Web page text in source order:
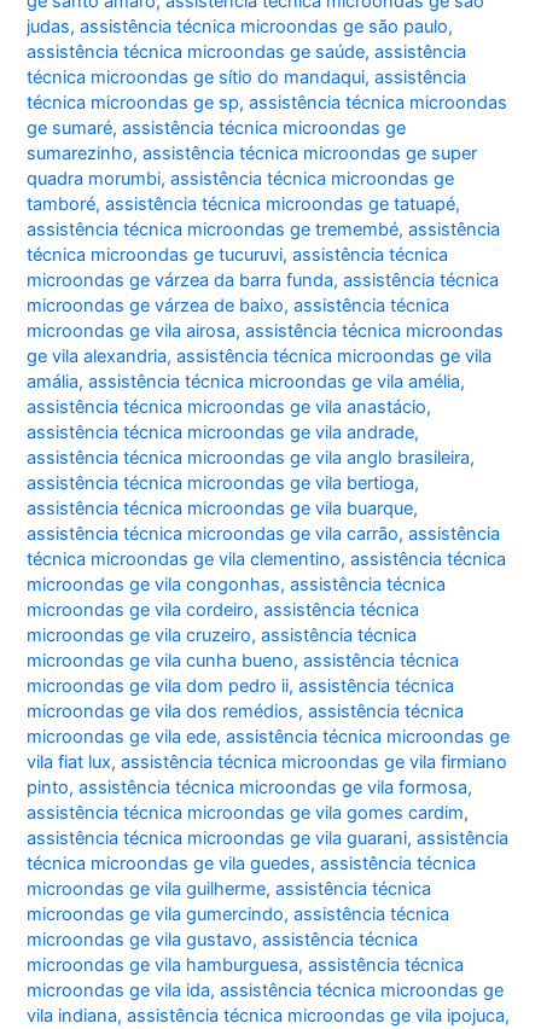
judas,assistência técnica microondas ge são paulo,
assistência técnica microondas ge saúde,assistência
técnica microondas ge sítio do mandaqui,assistência
técnica microondas ge sp,assistência técnica microondas
ge sumaré,assistência técnica microondas ge
sumarezinho,assistência técnica microondas ge super
quadra morumbi,assistência técnica microondas ge
tamboré,assistência técnica microondas ge tatuapé,
assistência técnica microondas ge tremembé,assistência
técnica microondas ge tucuruvi,assistência técnica
microondas ge várzea da barra funda,assistência técnica
microondas ge várzea de baixo,assistência técnica
microondas ge vila airosa,assistência técnica microondas
ge vila alexandria,assistência técnica microondas ge vila
amália,assistência técnica microondas ge vila amélia,
assistência técnica microondas ge vila anastácio,
assistência técnica microondas ge vila andrade,
assistência técnica microondas ge vila anglo brasileira,
assistência técnica microondas ge vila bertioga,
assistência técnica microondas ge vila buarque,
assistência técnica microondas ge vila carrão,assistência
técnica microondas ge vila clementino,assistência técnica
microondas ge vila congonhas,assistência técnica
microondas ge vila cordeiro,assistência técnica
microondas ge vila cruzeiro,assistência técnica
microondas ge vila cunha bueno,assistência técnica
microondas ge vila dom pedro ii,assistência técnica
microondas ge vila dos remédios,assistência técnica
microondas ge vila ede,assistência técnica microondas ge
vila fiat lux,assistência técnica microondas ge vila firmiano
pinto,assistência técnica microondas ge vila formosa,
assistência técnica microondas ge vila gomes cardim,
assistência técnica microondas ge vila guarani,assistência
técnica microondas ge vila guedes,assistência técnica
microondas ge vila guilherme,assistência técnica
microondas ge vila gumercindo,assistência técnica
microondas ge vila gustavo,assistência técnica
microondas ge vila hamburguesa,assistência técnica
microondas ge vila ida,assistência técnica microondas ge
vila indiana,assistência técnica microondas ge vila ipojuca,